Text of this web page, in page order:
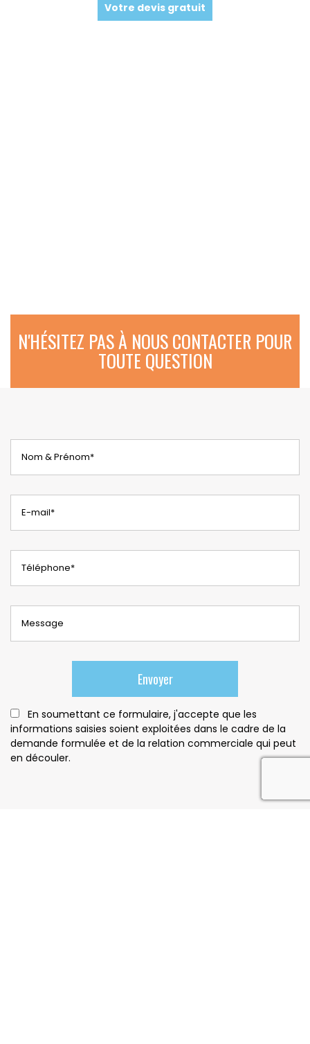
Votre devis gratuit
N'HÉSITEZ PAS À NOUS CONTACTER POUR
TOUTE QUESTION
En soumettant ce formulaire, j'accepte que les
informations saisies soient exploitées dans le cadre de la
demande formulée et de la relation commerciale qui peut
en découler.